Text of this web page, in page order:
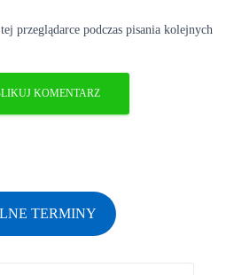
przeglądarce podczas pisania kolejnych
TERMINY